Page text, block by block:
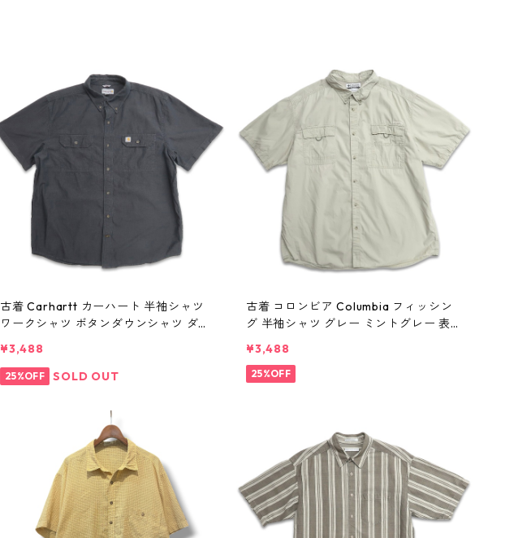
古着 Carhartt カーハート 半袖シャツ
ワークシャツ ボタンダウンシャツ ダー
02
¥3,488
25%OFF SOLD OUT
古着 コロンビア Columbia フィッシン
グ 半袖シャツ グレー ミントグレー 表
¥3,488
25%OFF